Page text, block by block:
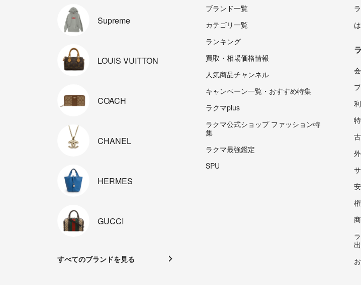
Supreme
LOUIS VUITTON
COACH
CHANEL
HERMES
GUCCI
すべてのブランドを見る
ブランド一覧
カテゴリ一覧
ランキング
買取・相場価格情報
人気商品チャンネル
キャンペーン一覧・おすすめ特集
ラクマplus
ラクマ公式ショップ ファッション特
集
ラクマ最強鑑定
SPU